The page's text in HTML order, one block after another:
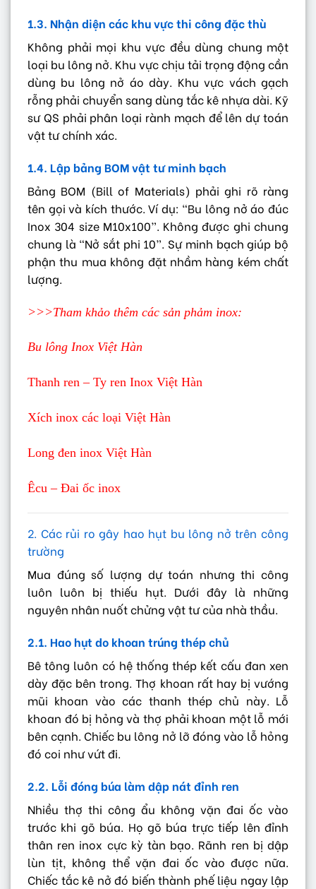
1.3. Nhận diện các khu vực thi công đặc thù
Không phải mọi khu vực đều dùng chung một
loại bu lông nở. Khu vực chịu tải trọng động cần
dùng bu lông nở áo dày. Khu vực vách gạch
rỗng phải chuyển sang dùng tắc kê nhựa dài. Kỹ
sư QS phải phân loại rành mạch để lên dự toán
vật tư chính xác.
1.4. Lập bảng BOM vật tư minh bạch
Bảng BOM (Bill of Materials) phải ghi rõ ràng
tên gọi và kích thước. Ví dụ: “Bu lông nở áo đúc
Inox 304 size M10x100”. Không được ghi chung
chung là “Nở sắt phi 10”. Sự minh bạch giúp bộ
phận thu mua không đặt nhầm hàng kém chất
lượng.
>>>Tham khảo thêm các sản phảm inox:
Bu lông Inox Việt Hàn
Thanh ren – Ty ren Inox Việt Hàn
Xích inox các loại Việt Hàn
Long đen inox Việt Hàn
Êcu – Đai ốc inox
2. Các rủi ro gây hao hụt bu lông nở trên công
trường
Mua đúng số lượng dự toán nhưng thi công
luôn luôn bị thiếu hụt. Dưới đây là những
nguyên nhân nuốt chửng vật tư của nhà thầu.
2.1. Hao hụt do khoan trúng thép chủ
Bê tông luôn có hệ thống thép kết cấu đan xen
dày đặc bên trong. Thợ khoan rất hay bị vướng
mũi khoan vào các thanh thép chủ này. Lỗ
khoan đó bị hỏng và thợ phải khoan một lỗ mới
bên cạnh. Chiếc bu lông nở lỡ đóng vào lỗ hỏng
đó coi như vứt đi.
2.2. Lỗi đóng búa làm dập nát đỉnh ren
Nhiều thợ thi công ẩu không vặn đai ốc vào
trước khi gõ búa. Họ gõ búa trực tiếp lên đỉnh
thân ren inox cực kỳ tàn bạo. Rãnh ren bị dập
lùn tịt, không thể vặn đai ốc vào được nữa.
Chiếc tắc kê nở đó biến thành phế liệu ngay lập